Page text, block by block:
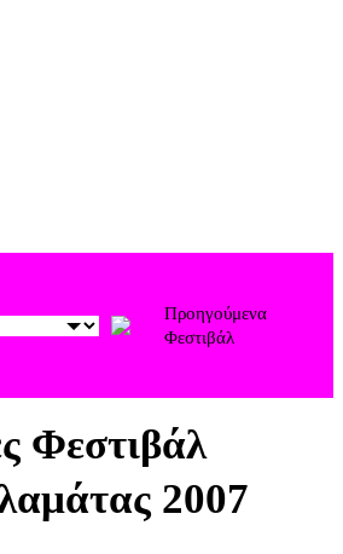
Προηγούμενα
Φεστιβάλ
Φεστιβάλ
2007